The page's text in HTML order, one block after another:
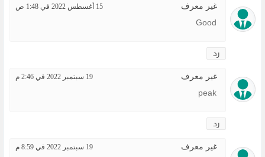
غير معرف 15 أغسطس 2022 في 1:48 ص
Good
رد
غير معرف 19 سبتمبر 2022 في 2:46 م
peak
رد
غير معرف 19 سبتمبر 2022 في 8:59 م